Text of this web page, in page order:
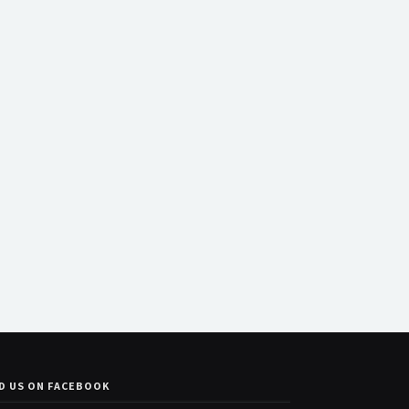
US ON FACEBOOK